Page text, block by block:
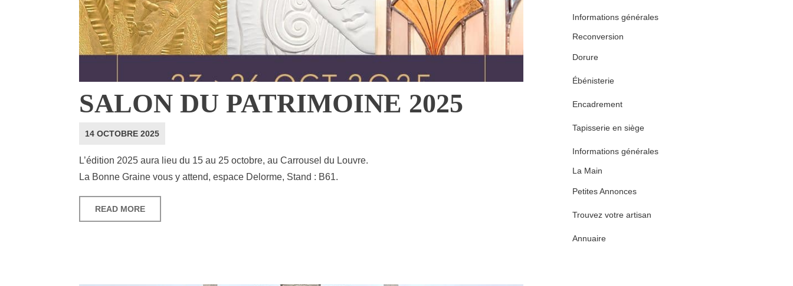
SALON DU PATRIMOINE 2025
14 OCTOBRE 2025
L’édition 2025 aura lieu du 15 au 25 octobre, au Carrousel du Louvre.
La Bonne Graine vous y attend, espace Delorme, Stand : B61.
READ MORE
Informations générales
Reconversion
Dorure
Ébénisterie
Encadrement
Tapisserie en siège
Informations générales
La Main
Petites Annonces
Trouvez votre artisan
Annuaire